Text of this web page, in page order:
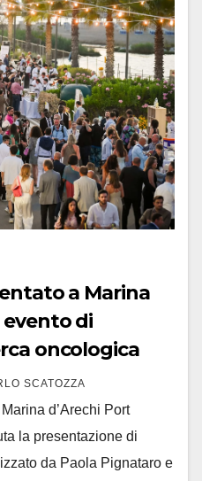
a Marina
evento di
oncologica
SCATOZZA
d’Arechi Port
la presentazione di
da Paola Pignataro e